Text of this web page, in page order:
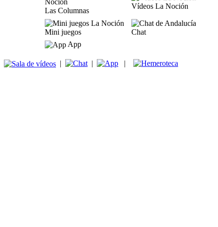
Las Columnas
Vídeos La Noción
Mini juegos
Chat
App
| | |